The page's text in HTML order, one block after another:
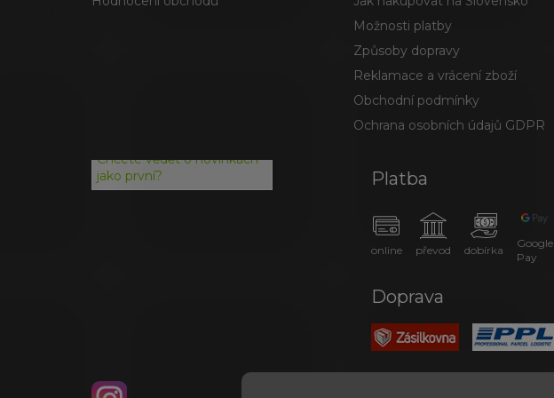
Možnosti platby
Způsoby dopravy
Reklamace a vrácení zboží
Obchodní podmínky
Ochrana osobních údajů GDPR
Chcete vědět o novinkách
jako první?
Platba
online převod dobírka
Google
Pay
Doprava